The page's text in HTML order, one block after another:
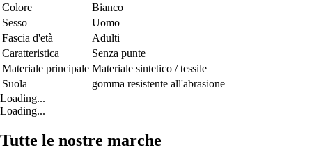
Colore
Bianco
Sesso
Uomo
Fascia d'età
Adulti
Caratteristica
Senza punte
Materiale principale Materiale sintetico / tessile
Suola
gomma resistente all'abrasione
Loading...
Loading...
Tutte le nostre marche